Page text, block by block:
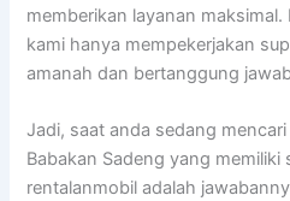
memberikan layanan
kami hanya mempekerjakan
amanah dan bertanggung
Jadi, saat anda sedang
Babakan Sadeng yang memiliki
rentalanmobil adalah